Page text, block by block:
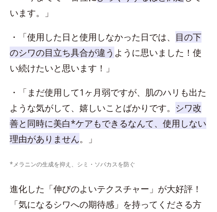
います。」
・「使用した日と使用しなかった日では、 目の下
のシワの目立ち具合が違う ように思いました！使
い続けたいと思います！」
・「まだ使用して1ヶ月弱ですが、肌のハリも出た
ような気がして、嬉しいことばかりです。 シワ改
善と同時に美白*ケアもできるなんて、使用しない
理由がありません。」
*メラニンの生成を抑え、シミ・ソバカスを防ぐ
進化した「伸びのよいテクスチャー」が大好評！
「気になるシワへの期待感」を持ってくださる方